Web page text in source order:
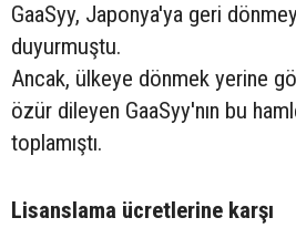
GaaSyy, Japonya'ya geri
duyurmuştu.
Ancak, ülkeye dönmek yerine
özür dileyen GaaSyy'nın bu
toplamıştı.
Lisanslama ücretlerine karşı